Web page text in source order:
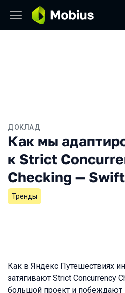
ДОКЛАД
Как мы
к Strict
Checking —
Тренды
Как в Яндекс Путешествиях
затягивают Strict Concurrency
большой проект и побеждают